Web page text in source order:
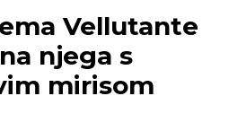
Vellutante
njega s
mirisom